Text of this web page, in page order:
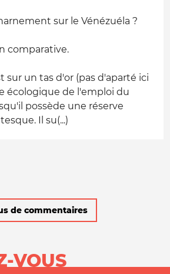
sur le Vénézuéla ?
comparative.
sur un tas d'or (pas d'aparté ici
écologique de l'emploi du
possède une réserve
Il su(...)
de commentaires
VOUS